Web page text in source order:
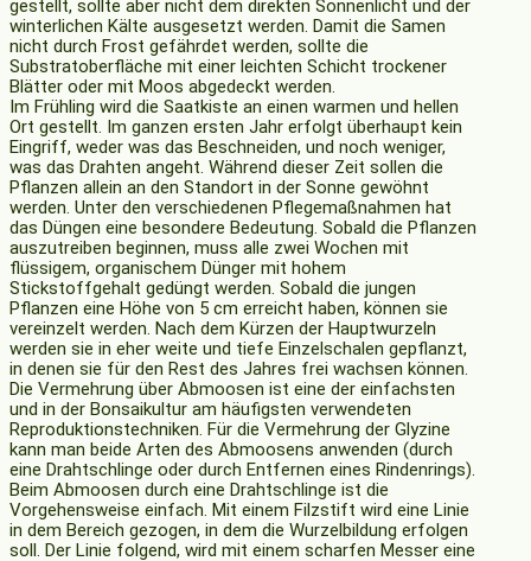
gestellt, sollte aber nicht dem direkten Sonnenlicht und der
winterlichen Kälte ausgesetzt werden. Damit die Samen
nicht durch Frost gefährdet werden, sollte die
Substratoberfläche mit einer leichten Schicht trockener
Blätter oder mit Moos abgedeckt werden.
Im Frühling wird die Saatkiste an einen warmen und hellen
Ort gestellt. Im ganzen ersten Jahr erfolgt überhaupt kein
Eingriff, weder was das Beschneiden, und noch weniger,
was das Drahten angeht. Während dieser Zeit sollen die
Pflanzen allein an den Standort in der Sonne gewöhnt
werden. Unter den verschiedenen Pflegemaßnahmen hat
das Düngen eine besondere Bedeutung. Sobald die Pflanzen
auszutreiben beginnen, muss alle zwei Wochen mit
flüssigem, organischem Dünger mit hohem
Stickstoffgehalt gedüngt werden. Sobald die jungen
Pflanzen eine Höhe von 5 cm erreicht haben, können sie
vereinzelt werden. Nach dem Kürzen der Hauptwurzeln
werden sie in eher weite und tiefe Einzelschalen gepflanzt,
in denen sie für den Rest des Jahres frei wachsen können.
Die Vermehrung über Abmoosen ist eine der einfachsten
und in der Bonsaikultur am häufigsten verwendeten
Reproduktionstechniken. Für die Vermehrung der Glyzine
kann man beide Arten des Abmoosens anwenden (durch
eine Drahtschlinge oder durch Entfernen eines Rindenrings).
Beim Abmoosen durch eine Drahtschlinge ist die
Vorgehensweise einfach. Mit einem Filzstift wird eine Linie
in dem Bereich gezogen, in dem die Wurzelbildung erfolgen
soll. Der Linie folgend, wird mit einem scharfen Messer eine